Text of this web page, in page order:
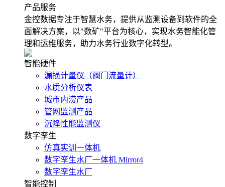
产品服务
金控数据专注于智慧水务，提供从监测设备到软件的全
面解决方案，以"数矿"平台为核心，实现水务智能化管
理和运维服务，助力水务行业数字化转型。
智能硬件
漏损计量仪（阀门流量计）
水质分析仪表
城市内涝产品
管网监测产品
沉降性能监测仪
数字孪生
仿真实训一体机
数字孪生水厂一体机 Mirror4
数字孪生水厂
智能控制